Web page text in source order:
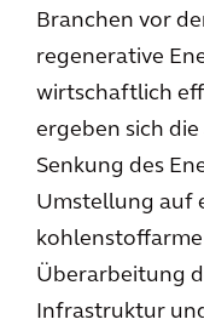
Branchen vor
regenerative
wirtschaftlich
ergeben sich
Senkung des
Umstellung auf
Überarbeitung
Infrastruktur